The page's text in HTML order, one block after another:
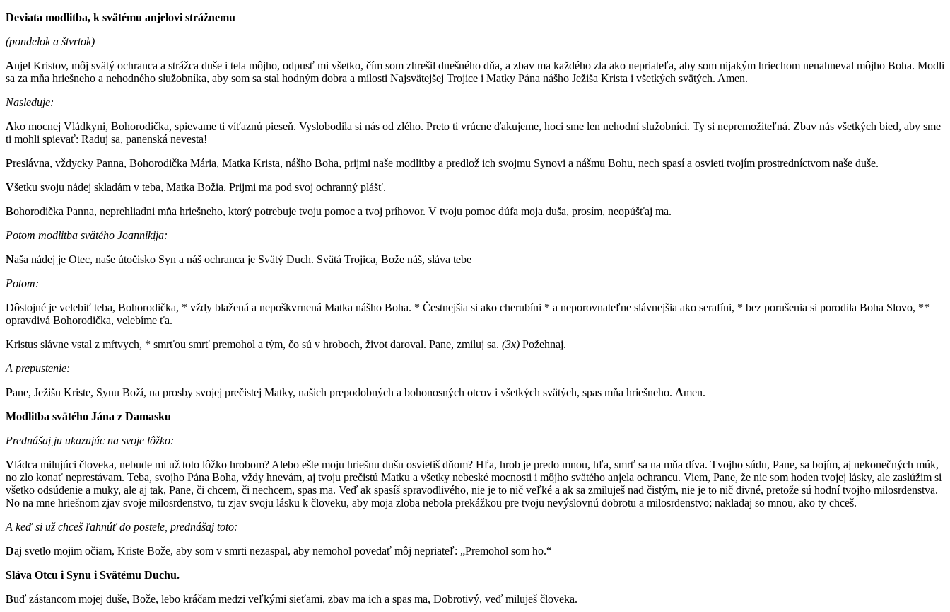
Deviata modlitba, k svätému anjelovi strážnemu
(pondelok a štvrtok)
Anjel Kristov, môj svätý ochranca a strážca duše i tela môjho, odpusť mi všetko, čím som zhrešil dnešného dňa, a zbav ma každého zla ako nepriateľa, aby som nijakým hriechom nenahneval môjho Boha. Modli
sa za mňa hriešneho a nehodného služobníka, aby som sa stal hodným dobra a milosti Najsvätejšej Trojice i Matky Pána nášho Ježiša Krista i všetkých svätých. Amen.
Nasleduje:
Ako mocnej Vládkyni, Bohorodička, spievame ti víťaznú pieseň. Vyslobodila si nás od zlého. Preto ti vrúcne ďakujeme, hoci sme len nehodní služobníci. Ty si nepremožiteľná. Zbav nás všetkých bied, aby sme
ti mohli spievať: Raduj sa, panenská nevesta!
Preslávna, vždycky Panna, Bohorodička Mária, Matka Krista, nášho Boha, prijmi naše modlitby a predlož ich svojmu Synovi a nášmu Bohu, nech spasí a osvieti tvojím prostredníctvom naše duše.
Všetku svoju nádej skladám v teba, Matka Božia. Prijmi ma pod svoj ochranný plášť.
Bohorodička Panna, neprehliadni mňa hriešneho, ktorý potrebuje tvoju pomoc a tvoj príhovor. V tvoju pomoc dúfa moja duša, prosím, neopúšťaj ma.
Potom modlitba svätého Joannikija:
Naša nádej je Otec, naše útočisko Syn a náš ochranca je Svätý Duch. Svätá Trojica, Bože náš, sláva tebe
Potom:
Dôstojné je velebiť teba, Bohorodička, * vždy blažená a nepoškvrnená Matka nášho Boha. * Čestnejšia si ako cherubíni * a neporovnateľne slávnejšia ako serafíni, * bez porušenia si porodila Boha Slovo, **
opravdivá Bohorodička, velebíme ťa.
Kristus slávne vstal z mŕtvych, * smrťou smrť premohol a tým, čo sú v hroboch, život daroval. Pane, zmiluj sa. (3x) Požehnaj.
A prepustenie:
Pane, Ježišu Kriste, Synu Boží, na prosby svojej prečistej Matky, našich prepodobných a bohonosných otcov i všetkých svätých, spas mňa hriešneho. Amen.
Modlitba svätého Jána z Damasku
Prednášaj ju ukazujúc na svoje lôžko:
Vládca milujúci človeka, nebude mi už toto lôžko hrobom? Alebo ešte moju hriešnu dušu osvietiš dňom? Hľa, hrob je predo mnou, hľa, smrť sa na mňa díva. Tvojho súdu, Pane, sa bojím, aj nekonečných múk,
no zlo konať neprestávam. Teba, svojho Pána Boha, vždy hnevám, aj tvoju prečistú Matku a všetky nebeské mocnosti i môjho svätého anjela ochrancu. Viem, Pane, že nie som hoden tvojej lásky, ale zaslúžim si
všetko odsúdenie a muky, ale aj tak, Pane, či chcem, či nechcem, spas ma. Veď ak spasíš spravodlivého, nie je to nič veľké a ak sa zmiluješ nad čistým, nie je to nič divné, pretože sú hodní tvojho milosrdenstva.
No na mne hriešnom zjav svoje milosrdenstvo, tu zjav svoju lásku k človeku, aby moja zloba nebola prekážkou pre tvoju nevýslovnú dobrotu a milosrdenstvo; nakladaj so mnou, ako ty chceš.
A keď si už chceš ľahnúť do postele, prednášaj toto:
Daj svetlo mojim očiam, Kriste Bože, aby som v smrti nezaspal, aby nemohol povedať môj nepriateľ: „Premohol som ho.“
Sláva Otcu i Synu i Svätému Duchu.
Buď zástancom mojej duše, Bože, lebo kráčam medzi veľkými sieťami, zbav ma ich a spas ma, Dobrotivý, veď miluješ človeka.